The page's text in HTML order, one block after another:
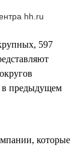
hh.ru
597
в предыдущем
которые